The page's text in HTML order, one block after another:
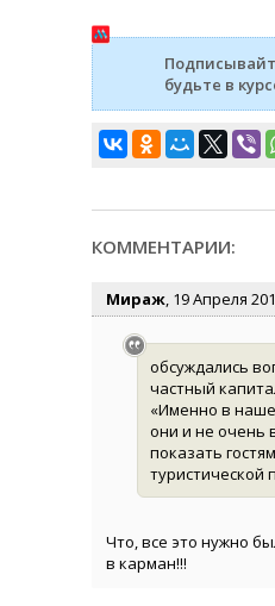
будьте в
КОММЕНТАРИИ:
Мираж, 19 Апреля
обсуждались
частный
«Именно в
они и не очень
показать
туристической
Что, все это нужно
в карман!!!